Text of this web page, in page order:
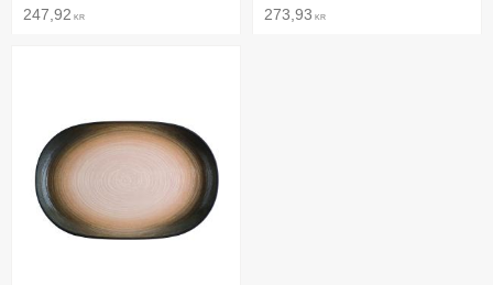
247,92 KR
273,93 KR